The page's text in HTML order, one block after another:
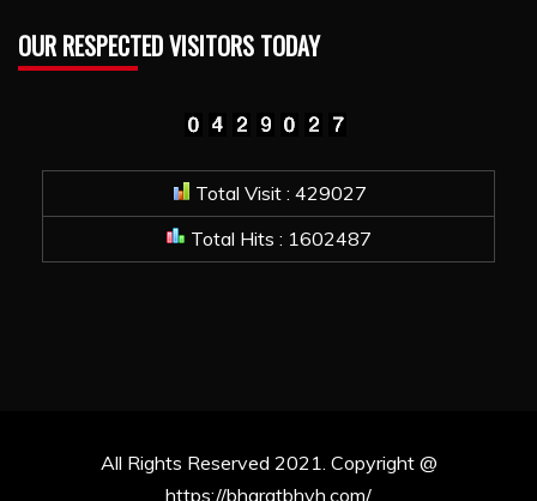
OUR RESPECTED VISITORS TODAY
Total Visit : 429027
Total Hits : 1602487
All Rights Reserved 2021. Copyright @
https://bharatbhvh.com/